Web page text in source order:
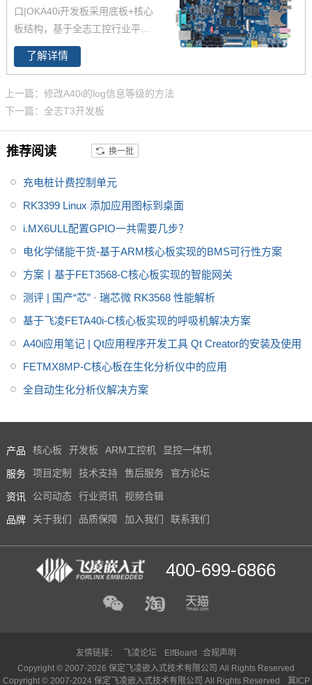
的一系列全国产工业级嵌入式计
A40i工控板、 A40i开发板。
口|OKA40i开发板采用底板+核心
板结构，基于全志工控行业平台
级处理器四核Cortex-A7 A40i设
计，主频1.2GHz，集成MAli400
3L，存储8GB eMMC。全志A40
工控行业芯片平台 A40i为国产工
控行业芯，全志A40i处理器代表
了Allwin在智能工业控制领域的成
-C开发板是飞凌推出的一款中国
芯，全国产级工业级开发板，适
了解详情
上一篇：修改A40i的log信息等级的方法
下一篇：全志T3开发板
推荐阅读 换一批
充电桩计费控制单元
RK3399 Linux 添加应用图标到桌面
i.MX6ULL配置GPIO一共需要几步？
电化学储能干货-基于ARM核心板实现的BMS可行性方案
方案丨基于FET3568-C核心板实现的智能网关
测评 | 国产“芯” · 瑞芯微 RK3568 性能解析
基于飞凌FETA40i-C核心板实现的呼吸机解决方案
A40i应用笔记 | Qt应用程序开发工具 Qt Creator的安装及使用
FETMX8MP-C核心板在生化分析仪中的应用
全自动生化分析仪解决方案
产品 核心板 开发板 ARM工控机 显控一体机
服务 项目定制 技术支持 售后服务 官方论坛
资讯 公司动态 行业资讯 视频合辑
品牌 关于我们 品质保障 加入我们 联系我们
400-699-6866
友情链接： 飞凌论坛 ElfBoard
合规声明
Copyright © 2007-2026 保定飞凌嵌入式技术有限公司 All Rights Reserved
Copyright © 2007-2024 保定飞凌嵌入式技术有限公司 All Rights Reserved
冀ICP